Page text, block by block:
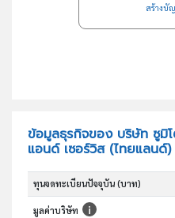
สร้างบั
ข้อมูลธุรกิจของ บริษัท ซูมิ
แอนด์ เซอร์วิส (ไทยแลนด์
ทุนจดทะเบียนปัจจุบัน (บาท)
มูลค่าบริษัท